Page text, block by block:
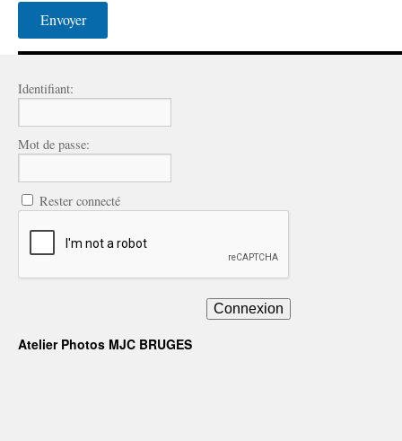
Identifiant:
Mot de passe:
Rester connecté
Connexion
Atelier Photos MJC BRUGES